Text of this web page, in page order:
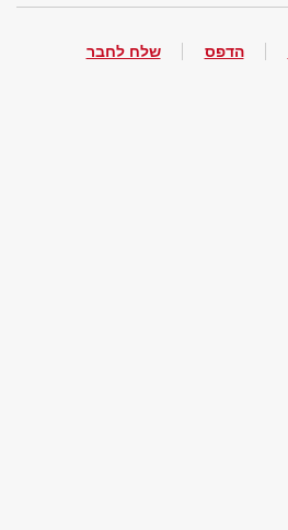
הדפס שלח לחבר